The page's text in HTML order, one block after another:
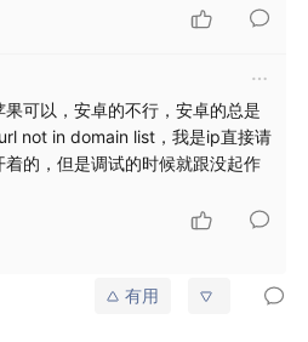
可以，安卓的不行，安卓的总是
not in domain list，我是ip直接请
的，但是调试的时候就跟没起作
有用